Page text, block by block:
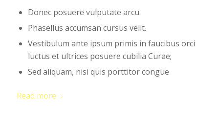
Donec posuere vulputate arcu.
Phasellus accumsan cursus velit.
Vestibulum ante ipsum primis in faucibus orci
luctus et ultrices posuere cubilia Curae;
Sed aliquam, nisi quis porttitor congue
Read more